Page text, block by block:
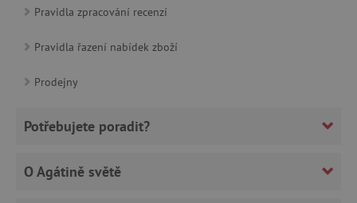
Pravidla zpracování recenzí
Pravidla řazení nabídek zboží
Prodejny
Potřebujete poradit?
O Agátině světě